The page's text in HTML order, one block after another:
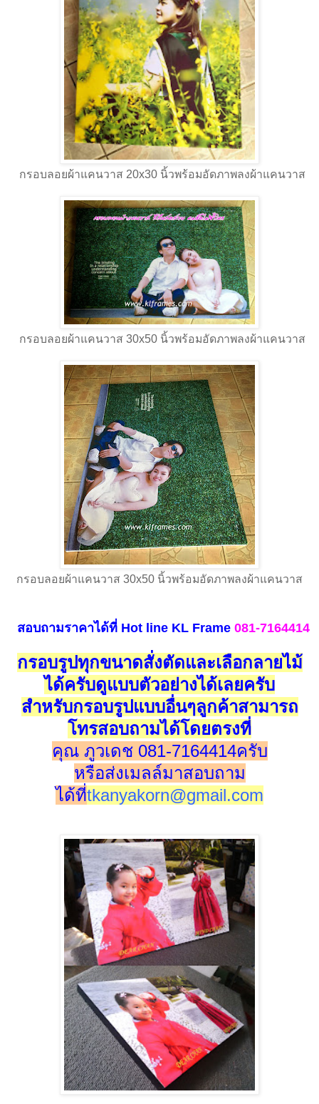
กรอบลอยผ้าแคนวาส 20x30 นิ้วพร้อมอัดภาพลงผ้าแคนวาส
กรอบลอยผ้าแคนวาส 30x50 นิ้วพร้อมอัดภาพลงผ้าแคนวาส
กรอบลอยผ้าแคนวาส 30x50 นิ้วพร้อมอัดภาพลงผ้าแคนวาส
สอบถามราคาได้ที่ Hot lineKL Frame081-7164414
กรอบรูปทุกขนาดสั่งตัดและเลือกลายไม้
ได้ครับดูแบบตัวอย่างได้เลยครับ
สำหรับกรอบรูปแบบอื่นๆลูกค้าสามารถ
โทรสอบถามได้โดยตรงที่
คุณ ภูวเดช 081-7164414ครับ
หรือส่งเมลล์มาสอบถาม
ได้ที่tkanyakorn@gmail.com